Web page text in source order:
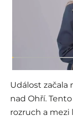
Událost začala
nad Ohří.
rozruch a mezi